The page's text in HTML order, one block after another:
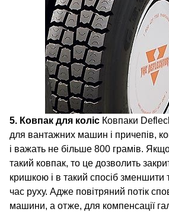
5. Ковпак для коліс Ковпаки
для вантажних машин і причепів,
і важать не більше 800 грамів.
такий ковпак, то це дозволить
кришкою і в такий спосіб зменшити
час руху. Адже повітряний потік
машини, а отже, для компенсації